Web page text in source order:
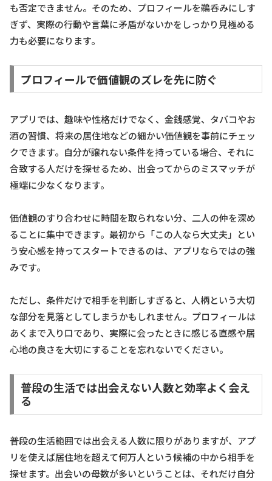
も否定できません。そのため、プロフィールを鵜呑みにしす
ぎず、実際の行動や言葉に矛盾がないかをしっかり見極める
力も必要になります。
プロフィールで価値観のズレを先に防ぐ
アプリでは、趣味や性格だけでなく、金銭感覚、タバコやお
酒の習慣、将来の居住地などの細かい価値観を事前にチェッ
クできます。自分が譲れない条件を持っている場合、それに
合致する人だけを探せるため、出会ってからのミスマッチが
極端に少なくなります。
価値観のすり合わせに時間を取られない分、二人の仲を深め
ることに集中できます。最初から「この人なら大丈夫」とい
う安心感を持ってスタートできるのは、アプリならではの強
みです。
ただし、条件だけで相手を判断しすぎると、人柄という大切
な部分を見落としてしまうかもしれません。プロフィールは
あくまで入り口であり、実際に会ったときに感じる直感や居
心地の良さを大切にすることを忘れないでください。
普段の生活では出会えない人数と効率よく会え
る
普段の生活範囲では出会える人数に限りがありますが、アプ
リを使えば居住地を超えて何万人という候補の中から相手を
探せます。出会いの母数が多いということは、それだけ自分